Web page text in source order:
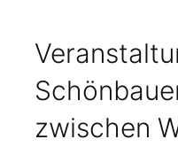
How
shape
accountable
zwischen